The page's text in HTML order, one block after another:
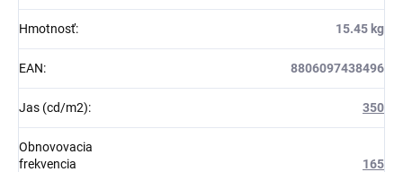
Hmotnosť: 15.45 kg
EAN: 8806097438496
Jas (cd/m2): 350
Obnovovacia
frekvencia
165